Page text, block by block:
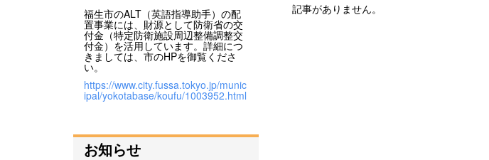
記事がありません。
福生市のALT（英語指導助手）の配
置事業には、財源として防衛省の交
付金（特定防衛施設周辺整備調整交
付金）を活用しています。詳細につ
きましては、市のHPを御覧くださ
い。
https://www.city.fussa.tokyo.jp/munic
ipal/yokotabase/koufu/1003952.html
お知らせ